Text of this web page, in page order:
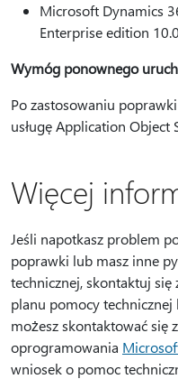
Microsoft Dynamics
Enterprise edition
Wymóg ponownego
Po zastosowaniu
usługę Application Object
Więcej
Jeśli napotkasz problem
poprawki lub masz inne
technicznej, skontaktuj
planu pomocy
możesz skontaktować się
oprogramowania
wniosek o pomoc